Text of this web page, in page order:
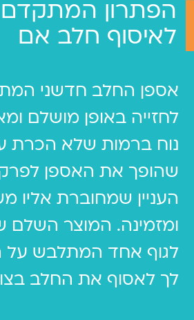
הפתרון המתקדם
לאיסוף חלב אם
אספן החלב חדשני
לחזייה באופן מושלם
נוח ברמות שלא הכרת
שהופך את האספן
העניין שמחוברת אליו
ומזמינה. המוצר
לגוף אחד המתלבש
לך לאסוף את החלב